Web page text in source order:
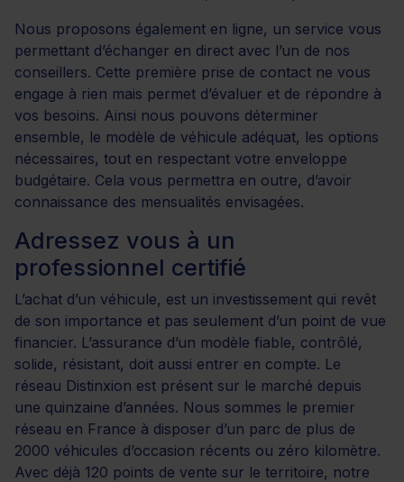
Nous proposons également en ligne, un service vous
permettant d’échanger en direct avec l’un de nos
conseillers. Cette première prise de contact ne vous
engage à rien mais permet d’évaluer et de répondre à
vos besoins. Ainsi nous pouvons déterminer
ensemble, le modèle de véhicule adéquat, les options
nécessaires, tout en respectant votre enveloppe
budgétaire. Cela vous permettra en outre, d’avoir
connaissance des mensualités envisagées.
Adressez vous à un
professionnel certifié
L’achat d’un véhicule, est un investissement qui revêt
de son importance et pas seulement d’un point de vue
financier. L’assurance d’un modèle fiable, contrôlé,
solide, résistant, doit aussi entrer en compte. Le
réseau Distinxion est présent sur le marché depuis
une quinzaine d’années. Nous sommes le premier
réseau en France à disposer d’un parc de plus de
2000 véhicules d’occasion récents ou zéro kilomètre.
Avec déjà 120 points de vente sur le territoire, notre